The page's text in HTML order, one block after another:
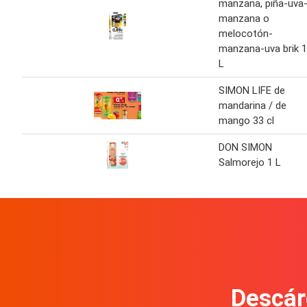
manzana, piña-uva-
manzana o
melocotón-
manzana-uva brik 1
L
SIMON LIFE de
mandarina / de
mango 33 cl
DON SIMON
Salmorejo 1 L